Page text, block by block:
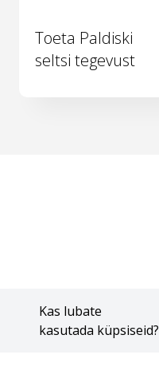
Kas lubate
kasutada küpsiseid?
Toeta Paldiski
seltsi tegevust